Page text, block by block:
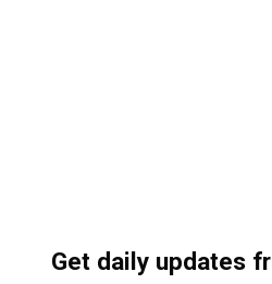
Get daily updates